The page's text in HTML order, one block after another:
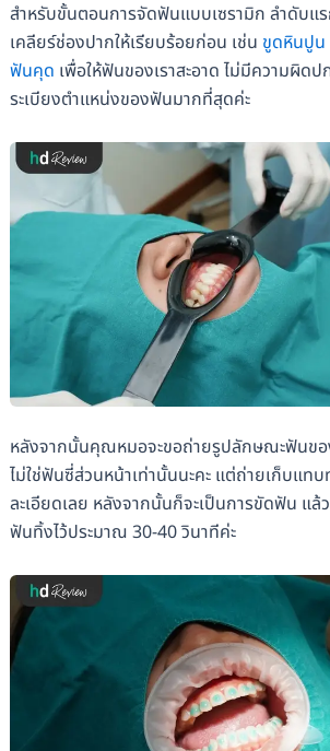
สำหรับขั้นตอนการจัดฟันแบบเซรามิก ลำดับแ
เคลียร์ช่องปากให้เรียบร้อยก่อน เช่น ขูดหินปูน
ฟันคุด เพื่อให้ฟันของเราสะอาด ไม่มีความผิด
ระเบียงตำแหน่งของฟันมากที่สุดค่ะ
หลังจากนั้นคุณหมอจะขอถ่ายรูปลักษณะฟันของ
ไม่ใช่ฟันซี่ส่วนหน้าเท่านั้นนะคะ แต่ถ่ายเก็บแท
ละเอียดเลย หลังจากนั้นก็จะเป็นการขัดฟัน แ
ฟันทิ้งไว้ประมาณ 30-40 วินาทีค่ะ